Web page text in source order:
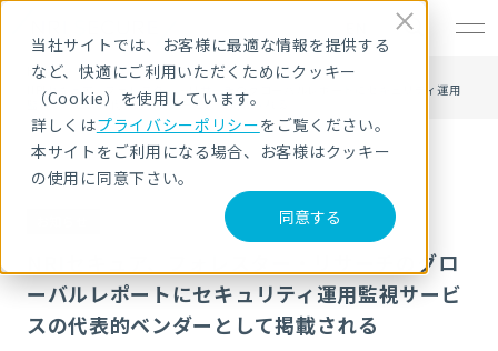
当社サイトでは、お客様に最適な情報を提供する
など、快適にご利用いただくためにクッキー
（Cookie）を使用しています。
詳しくはプライバシーポリシーをご覧ください。
本サイトをご利用になる場合、お客様はクッキー
の使用に同意下さい。
同意する
HOME
ニュース・トピックス
NRIセキュア、フォレスター・リサーチのグローバルレポートにセキュリティ運用
監視サービスの代表的ベンダーとして掲載される
NRIセキュア、フォレスター・リサーチのグロ
ーバルレポートにセキュリティ運用監視サービ
スの代表的ベンダーとして掲載される